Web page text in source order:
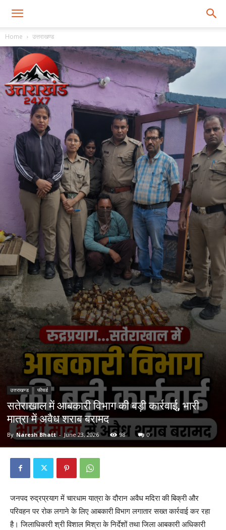
Home उत्तराखण्ड
उत्तराखण्ड फीचर्ड
सतेराखाल में आबकारी विभाग की बड़ी कार्रवाई, भारी
मात्रा में अवैध शराब बरामद
By Naresh Bhatt - June 23, 2026 98 0
जनपद रुद्रप्रयाग में चारधाम यात्रा के दौरान अवैध मदिरा की बिक्री और
परिवहन पर रोक लगाने के लिए आबकारी विभाग लगातार सख्त कार्रवाई कर रहा
है। जिलाधिकारी श्री विशाल मिश्रा के निर्देशों तथा जिला आबकारी अधिकारी